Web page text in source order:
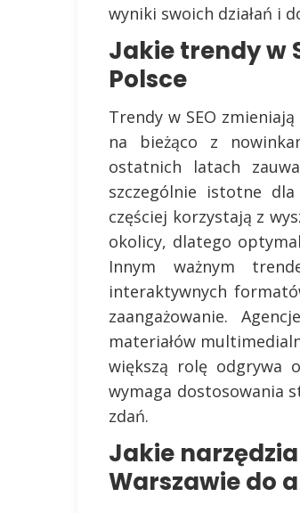
wyniki swoich działań i
Jakie trendy w
Polsce
Trendy w SEO
na bieżąco z
ostatnich latach
szczególnie istotne
częściej korzystają z
okolicy, dlatego
Innym ważnym
interaktywnych
zaangażowanie.
materiałów
większą rolę odgrywa
wymaga dostosowania
zdań.
Jakie
Warszawie do